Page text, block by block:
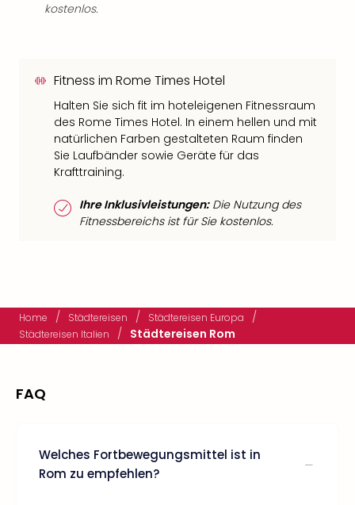
kostenlos.
Fitness im Rome Times Hotel
Halten Sie sich fit im hoteleigenen Fitnessraum
des Rome Times Hotel. In einem hellen und mit
natürlichen Farben gestalteten Raum finden
Sie Laufbänder sowie Geräte für das
Krafttraining.
Ihre Inklusivleistungen:Die Nutzung des
Fitnessbereichs ist für Sie kostenlos.
Home / Städtereisen / Städtereisen Europa /
Städtereisen Italien / Städtereisen Rom
FAQ
Welches Fortbewegungsmittel ist in
Rom zu empfehlen?